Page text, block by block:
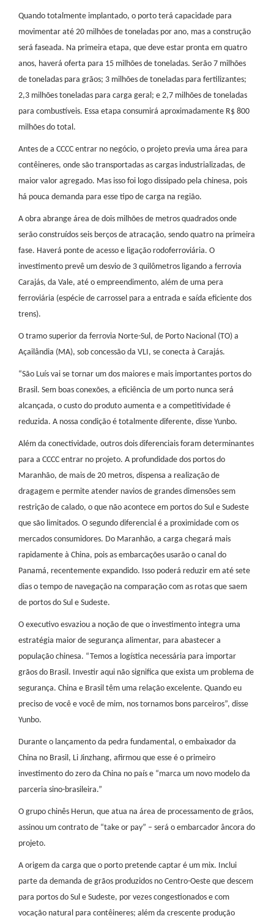
Quando totalmente implantado, o porto terá capacidade para
movimentar até 20 milhões de toneladas por ano, mas a construção
será faseada. Na primeira etapa, que deve estar pronta em quatro
anos, haverá oferta para 15 milhões de toneladas. Serão 7 milhões
de toneladas para grãos; 3 milhões de toneladas para fertilizantes;
2,3 milhões toneladas para carga geral; e 2,7 milhões de toneladas
para combustíveis. Essa etapa consumirá aproximadamente R$ 800
milhões do total.
Antes de a CCCC entrar no negócio, o projeto previa uma área para
contêineres, onde são transportadas as cargas industrializadas, de
maior valor agregado. Mas isso foi logo dissipado pela chinesa, pois
há pouca demanda para esse tipo de carga na região.
A obra abrange área de dois milhões de metros quadrados onde
serão construídos seis berços de atracação, sendo quatro na primeira
fase. Haverá ponte de acesso e ligação rodoferroviária. O
investimento prevê um desvio de 3 quilômetros ligando a ferrovia
Carajás, da Vale, até o empreendimento, além de uma pera
ferroviária (espécie de carrossel para a entrada e saída eficiente dos
trens).
O tramo superior da ferrovia Norte-Sul, de Porto Nacional (TO) a
Açailândia (MA), sob concessão da VLI, se conecta à Carajás.
“São Luís vai se tornar um dos maiores e mais importantes portos do
Brasil. Sem boas conexões, a eficiência de um porto nunca será
alcançada, o custo do produto aumenta e a competitividade é
reduzida. A nossa condição é totalmente diferente, disse Yunbo.
Além da conectividade, outros dois diferenciais foram determinantes
para a CCCC entrar no projeto. A profundidade dos portos do
Maranhão, de mais de 20 metros, dispensa a realização de
dragagem e permite atender navios de grandes dimensões sem
restrição de calado, o que não acontece em portos do Sul e Sudeste
que são limitados. O segundo diferencial é a proximidade com os
mercados consumidores. Do Maranhão, a carga chegará mais
rapidamente à China, pois as embarcações usarão o canal do
Panamá, recentemente expandido. Isso poderá reduzir em até sete
dias o tempo de navegação na comparação com as rotas que saem
de portos do Sul e Sudeste.
O executivo esvaziou a noção de que o investimento integra uma
estratégia maior de segurança alimentar, para abastecer a
população chinesa. “Temos a logística necessária para importar
grãos do Brasil. Investir aqui não significa que exista um problema de
segurança. China e Brasil têm uma relação excelente. Quando eu
preciso de você e você de mim, nos tornamos bons parceiros”, disse
Yunbo.
Durante o lançamento da pedra fundamental, o embaixador da
China no Brasil, Li Jinzhang, afirmou que esse é o primeiro
investimento do zero da China no país e “marca um novo modelo da
parceria sino-brasileira.”
O grupo chinês Herun, que atua na área de processamento de grãos,
assinou um contrato de “take or pay” – será o embarcador âncora do
projeto.
A origem da carga que o porto pretende captar é um mix. Inclui
parte da demanda de grãos produzidos no Centro-Oeste que descem
para portos do Sul e Sudeste, por vezes congestionados e com
vocação natural para contêineres; além da crescente produção